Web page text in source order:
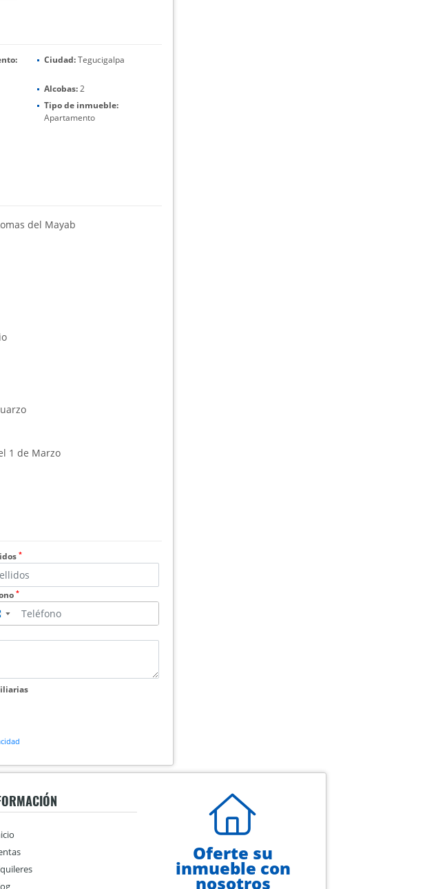
Ciudad:Tegucigalpa
Alcobas:2
Tipo de inmueble:
Apartamento
del Mayab
1 de Marzo
*
*
▼
Oferte su
inmueble con
nosotros